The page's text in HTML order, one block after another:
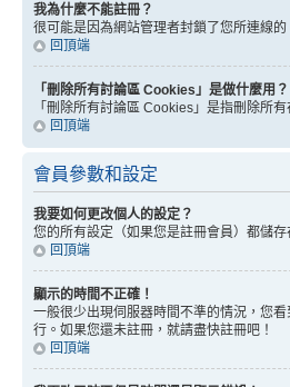
我為什麼不能註冊？
很可能是因為網站管理者封鎖了您所連線
回頂端
「刪除所有討論區 Cookies」是做什麼用？
「刪除所有討論區 Cookies」是指刪除所
回頂端
會員參數和設定
我要如何更改個人的設定？
您的所有設定（如果您是註冊會員）都儲
回頂端
顯示的時間不正確！
一般很少出現伺服器時間不準的情況，您
行。如果您還未註冊，就請盡快註冊吧！
回頂端